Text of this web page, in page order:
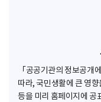
「공공기관의 정보공개
따라, 국민생활에 큰 영
등을 미리 홈페이지에 공